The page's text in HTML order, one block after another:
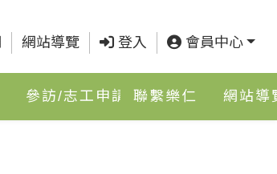
網站導覽 登入 會員中心
參訪/志工申請 聯繫樂仁 網站導